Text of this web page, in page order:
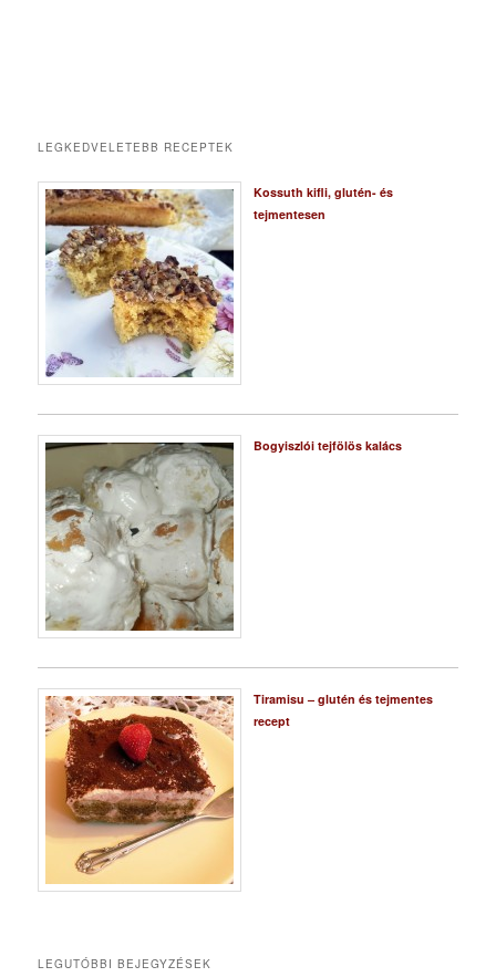
LEGKEDVELETEBB RECEPTEK
Kossuth kifli, glutén- és
tejmentesen
Bogyiszlói tejfölös kalács
Tiramisu – glutén és tejmentes
recept
LEGUTÓBBI BEJEGYZÉSEK